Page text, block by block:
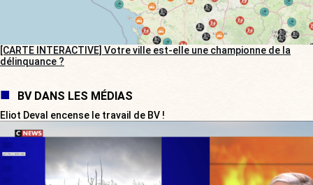
[CARTE INTERACTIVE] Votre ville est-elle une championne de la
délinquance ?
BV DANS LES MÉDIAS
Eliot Deval encense le travail de BV !